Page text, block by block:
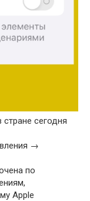
сегодня
→
по
Apple